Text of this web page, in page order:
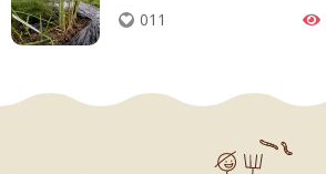
011